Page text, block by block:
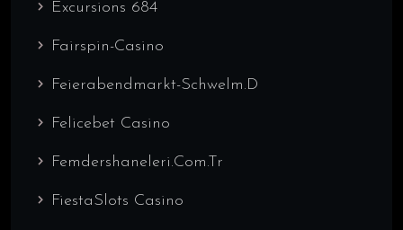
Excursions 684
Fairspin-Casino
Feierabendmarkt-Schwelm.d
Felicebet Casino
Femdershaneleri.com.tr
FiestaSlots Casino